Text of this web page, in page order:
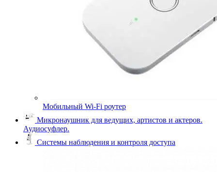
Мобильный Wi-Fi роутер
Микронаушник для ведущих, артистов и актеров.
Аудиосуфлер.
Системы наблюдения и контроля доступа